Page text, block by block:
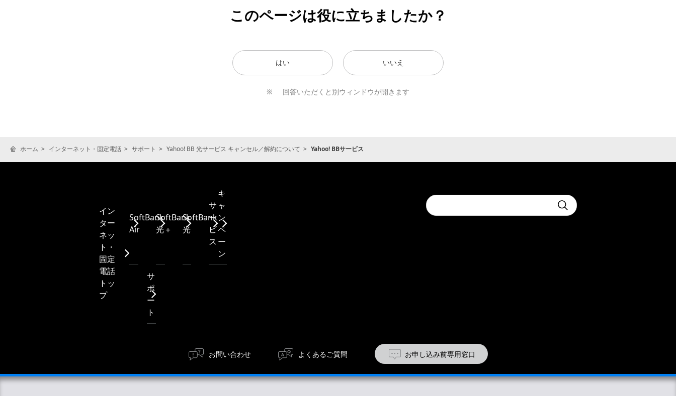
このページは役に立ちましたか？
はい いいえ
回答いただくと別ウィンドウが開きます
ホーム インターネット・固定電話 サポート Yahoo! BB 光サービス キャンセル／解約について Yahoo! BBサービス
Conduct
a
search
Submit
イン
ター
ネッ
ト・
固定
電話
トッ
プ
SoftBank
Air
SoftBank
光＋
SoftBank
光
サ
ー
ビ
ス
キ
ャ
ン
ペ
ー
ン
サ
ポ
ー
ト
お問い合わせ よくあるご質問 お申し込み前専用窓口